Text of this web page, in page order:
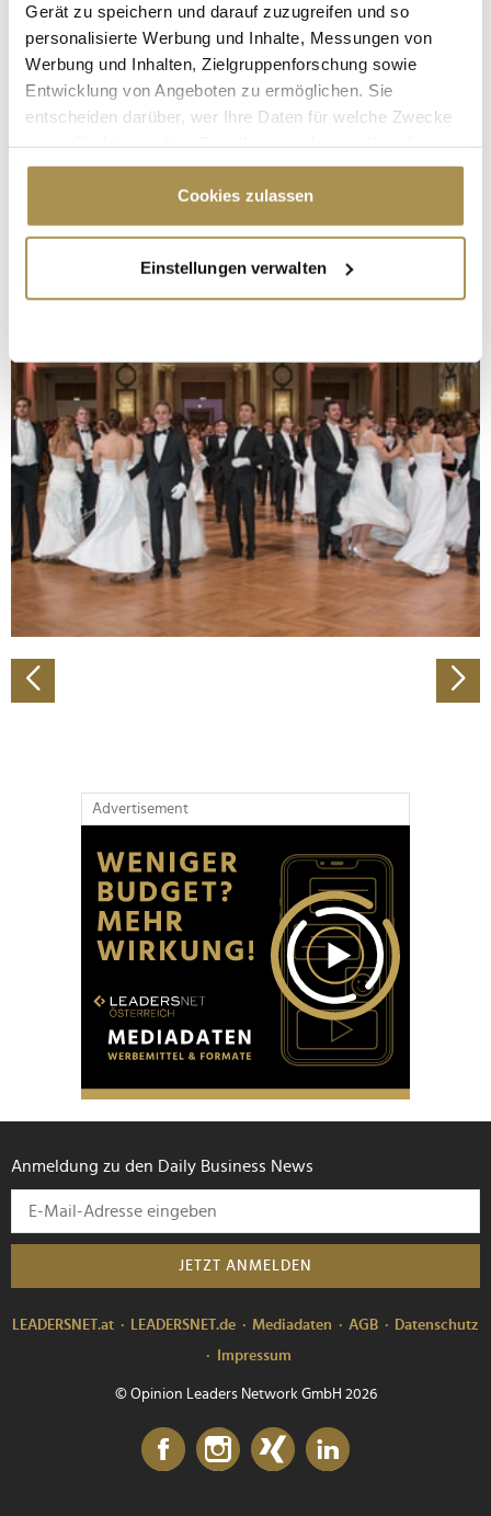
Gerät zu speichern und darauf zuzugreifen und so
personalisierte Werbung und Inhalte, Messungen von
Werbung und Inhalten, Zielgruppenforschung sowie
Entwicklung von Angeboten zu ermöglichen. Sie
entscheiden darüber, wer Ihre Daten für welche Zwecke
Cookie-Erklärung oder durch Klicken auf das Privacy
Trigger Symbol ändern oder widerrufen
Informationen über Ihre geografische Lage
erfassen, welche bis auf einige Meter genau sein
bestimmten Merkmalen (Fingerprinting) identifizieren
Erfahren Sie mehr darüber, wie Ihre persönlichen Daten
verarbeitet werden, und legen Sie Ihre Präferenzen im
Abschnitt Einzelheiten fest.
Wir verwenden Cookies, um Inhalte und Anzeigen zu
personalisieren, Funktionen für soziale Medien anbieten
zu können und die Zugriffe auf unsere Website zu
analysieren. Außerdem geben wir Informationen zu Ihrer
Verwendung unserer Website an unsere Partner für
Partner führen diese Informationen möglicherweise mit
weiteren Daten zusammen, die Sie ihnen bereitgestellt
Cookies zulassen
Einstellungen verwalten
Advertisement
Anmeldung zu den Daily Business News
JETZT ANMELDEN
LEADERSNET.at LEADERSNET.de Mediadaten AGB
Datenschutz
Impressum
© Opinion Leaders Network GmbH 2026